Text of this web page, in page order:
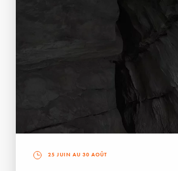
25 JUIN AU 30 AOÛT